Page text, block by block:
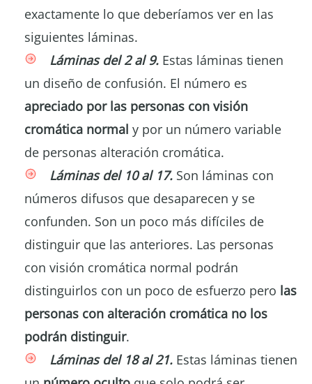
exactamente lo que deberíamos ver en las
siguientes láminas.
Láminas del 2 al 9. Estas láminas tienen
un diseño de confusión. El número es
apreciado por las personas con visión
cromática normal y por un número variable
de personas alteración cromática.
Láminas del 10 al 17. Son láminas con
números difusos que desaparecen y se
confunden. Son un poco más difíciles de
distinguir que las anteriores. Las personas
con visión cromática normal podrán
distinguirlos con un poco de esfuerzo pero las
personas con alteración cromática no los
podrán distinguir.
Láminas del 18 al 21. Estas láminas tienen